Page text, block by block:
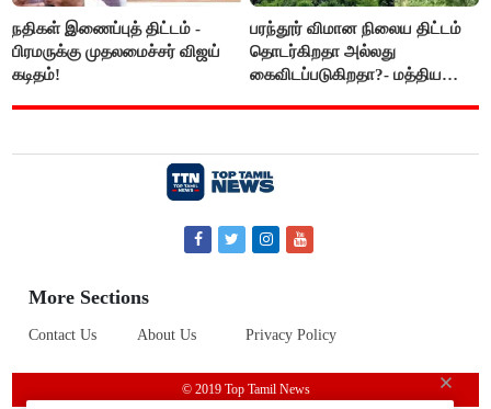
நதிகள் இணைப்புத் திட்டம் -
பிரமருக்கு முதலமைச்சர் விஜய்
கடிதம்!
பரந்தூர் விமான நிலைய திட்டம்
தொடர்கிறதா அல்லது
கைவிடப்படுகிறதா?- மத்திய
More Sections
Contact Us About Us Privacy Policy
© 2019 Top Tamil News